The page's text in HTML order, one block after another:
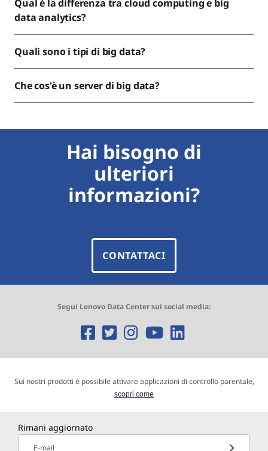
Qual è la differenza tra cloud computing e big
data analytics?
Quali sono i tipi di big data?
Che cos'è un server di big data?
Hai bisogno di
ulteriori
informazioni?
CONTATTACI
Segui Lenovo Data Center sui social media:
O
p
e
O
p
e
n
O
p
e
n
O
p
e
O
p
e
Sui nostri prodotti è possibile attivare applicazioni di controllo parentale,
scopri come
Rimani aggiornato
E-mail